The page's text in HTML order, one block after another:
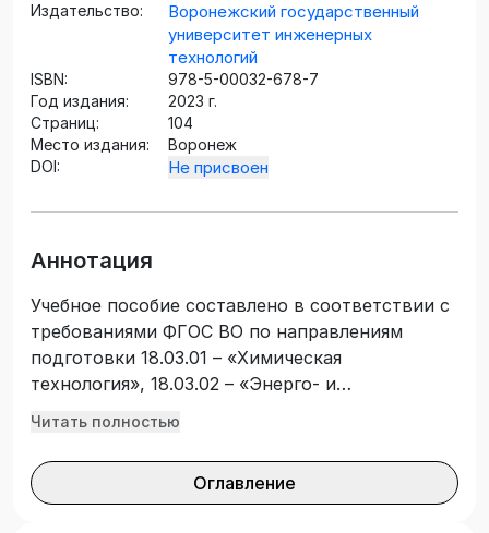
Издательство:
Воронежский государственный
университет инженерных
технологий
ISBN:
978-5-00032-678-7
Год издания:
2023 г.
Страниц:
104
Место издания:
Воронеж
DOI:
Не присвоен
Аннотация
Учебное пособие составлено в соответствии с
требованиями ФГОС ВО по направлениям
подготовки 18.03.01 – «Химическая
технология», 18.03.02 – «Энерго- и
ресурсосберегающие процессы в химической
20.03.01 – «Техносферная безопасность».
Представленный материал направлен на
Читать полностью
Оглавление